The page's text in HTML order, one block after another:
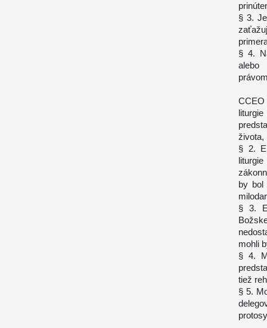
§ 3.
§ 4.
alebo
života,
§ 2.
by bol
§ 3.
mohli
§ 4.
tiež
§ 5.